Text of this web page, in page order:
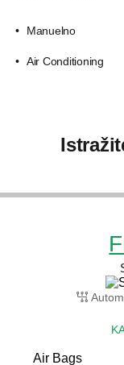
Manuelno
Air Conditioning
Air Bags